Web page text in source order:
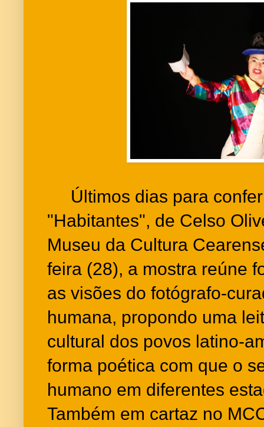
Últimos dias para
"Habitantes", de Celso
Museu da Cultura
feira (28), a mostra reúne
as visões do fotógrafo-
humana, propondo uma
cultural dos povos latino-
forma poética com que o
humano em diferentes
Também em cartaz no